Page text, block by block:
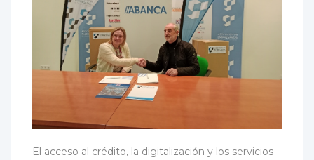
El acceso al crédito, la digitalización y los servicios